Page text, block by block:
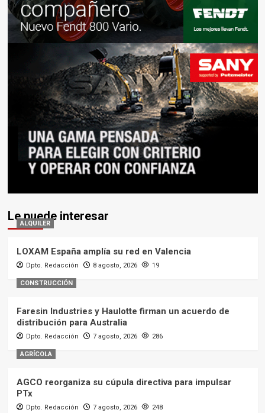
Le puede interesar
ALQUILER
LOXAM España amplía su red en Valencia
Dpto. Redacción 8 agosto, 2026 19
CONSTRUCCIÓN
Faresin Industries y Haulotte firman un acuerdo de
distribución para Australia
Dpto. Redacción 7 agosto, 2026 286
AGRÍCOLA
AGCO reorganiza su cúpula directiva para impulsar
PTx
Dpto. Redacción 7 agosto, 2026 248